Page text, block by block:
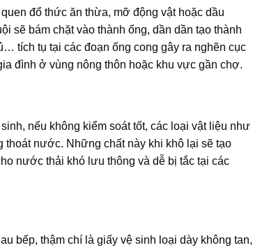
đổ thức ăn thừa, mỡ động vật hoặc dầu
sẽ bám chặt vào thành ống, dần dần tạo thành
tích tụ tại các đoạn ống cong gây ra nghẽn cục
đình ở vùng nông thôn hoặc khu vực gần chợ.
nếu không kiểm soát tốt, các loại vật liệu như
thoát nước. Những chất này khi khô lại sẽ tạo
nước thải khó lưu thông và dễ bị tắc tại các
bếp, thậm chí là giấy vệ sinh loại dày không tan,